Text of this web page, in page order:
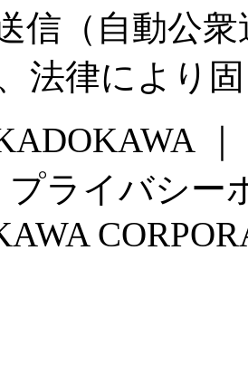
信（自動公
法律により
プライバシー